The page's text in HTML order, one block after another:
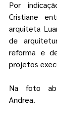
Por
Cristiane
arquiteta
de
reforma e
projetos
Na foto
Andrea.